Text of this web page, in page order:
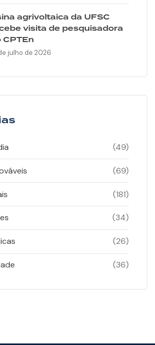
agrivoltaica da UFSC
visita de pesquisadora
CPTEn
julho de 2026
(49)
(69)
(181)
(34)
(26)
(36)